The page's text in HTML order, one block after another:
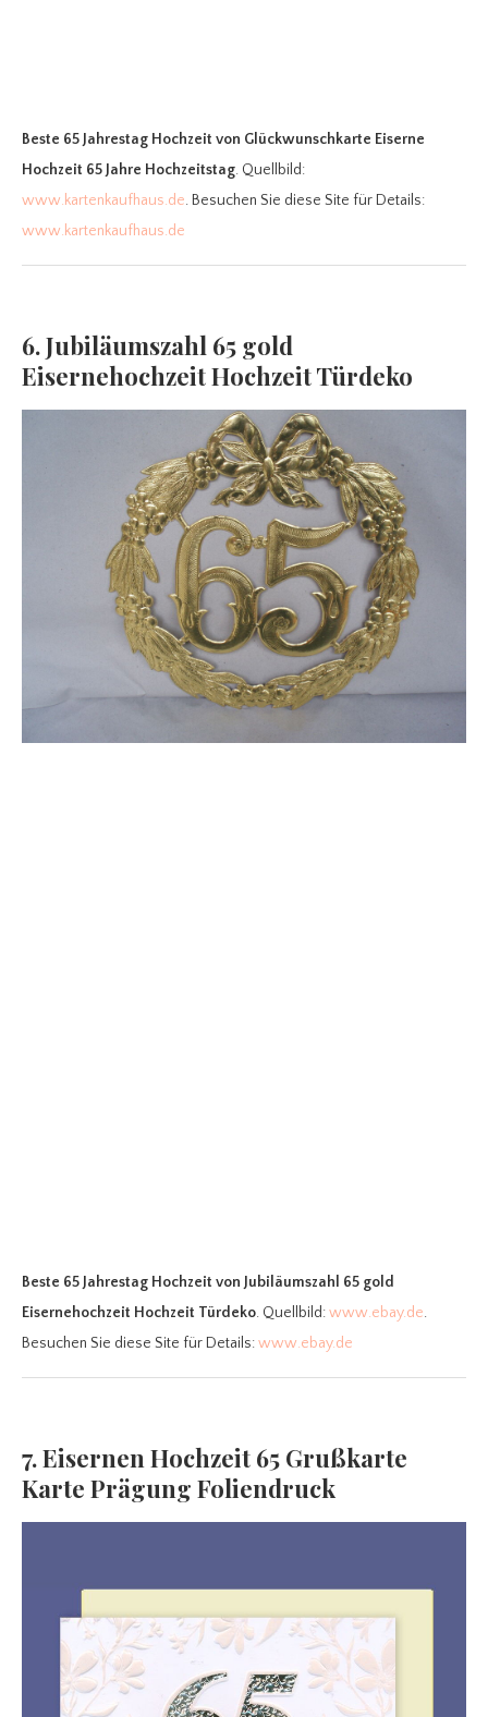
Beste 65 Jahrestag Hochzeit von Glückwunschkarte Eiserne
Hochzeit 65 Jahre Hochzeitstag. Quellbild:
www.kartenkaufhaus.de. Besuchen Sie diese Site für Details:
www.kartenkaufhaus.de
6. Jubiläumszahl 65 gold
Eisernehochzeit Hochzeit Türdeko
Beste 65 Jahrestag Hochzeit von Jubiläumszahl 65 gold
Eisernehochzeit Hochzeit Türdeko. Quellbild:www.ebay.de.
Besuchen Sie diese Site für Details:www.ebay.de
7. Eisernen Hochzeit 65 Grußkarte
Karte Prägung Foliendruck